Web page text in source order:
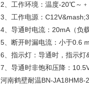
2、工作环境：温度-20℃～
3、工作电源：
4、导通时电流：20mA（负
5、断开时漏电流：小于0.6
6、指示灯：导通时，指示灯
7、导通时非饱和压降：
河南鹤壁耐温BN-JA18HM8-